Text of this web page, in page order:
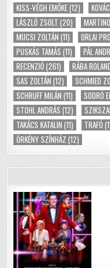
KISS-VÉGH EMŐKE(12)
LÁSZLÓ ZSOLT (20)
MUCSI ZOLTÁN (11) ORLAI
PUSKÁS TAMÁS (11) PÁL
RECENZIÓ (261) RÁBA
SAS ZOLTÁN (12) SCHMIED
SCHRUFF MILÁN (11) SODRÓ
STOHL ANDRÁS (12)
TAKÁCS KATALIN (11) TRAFÓ
ÖRKÉNY SZÍNHÁZ (12)